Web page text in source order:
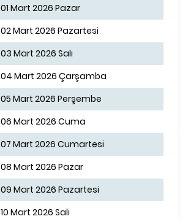
01 Mart 2026 Pazar
02 Mart 2026 Pazartesi
03 Mart 2026 Salı
04 Mart 2026 Çarşamba
05 Mart 2026 Perşembe
06 Mart 2026 Cuma
07 Mart 2026 Cumartesi
08 Mart 2026 Pazar
09 Mart 2026 Pazartesi
10 Mart 2026 Salı